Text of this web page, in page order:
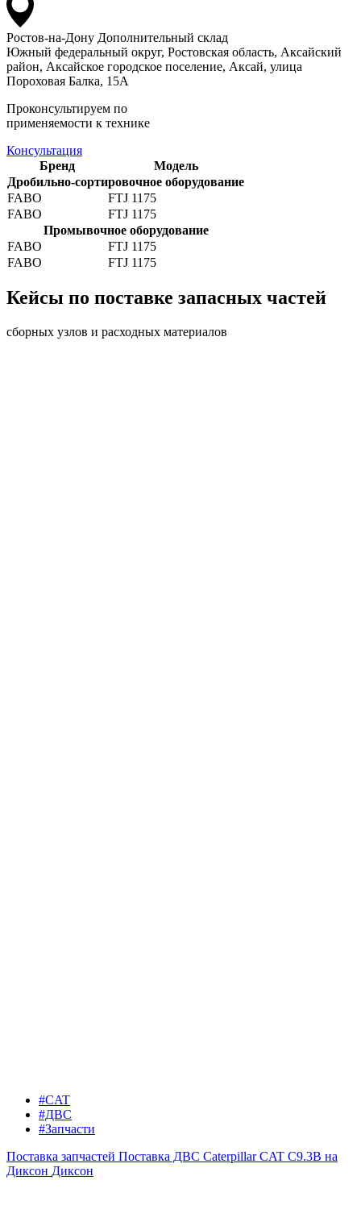
Ростов-на-Дону Дополнительный склад
Южный федеральный округ, Ростовская область, Аксайский
район, Аксайское городское поселение, Аксай, улица
Пороховая Балка, 15А
Проконсультируем по
применяемости к технике
Консультация
Бренд
Модель
Дробильно-сортировочное оборудование
FABO
FTJ 1175
FABO
FTJ 1175
Промывочное оборудование
FABO
FTJ 1175
FABO
FTJ 1175
Кейсы по поставке запасных частей
сборных узлов и расходных материалов
#CAT
#ДВС
#Запчасти
Поставка запчастей Поставка ДВС Caterpillar CAT C9.3B на
Диксон Диксон